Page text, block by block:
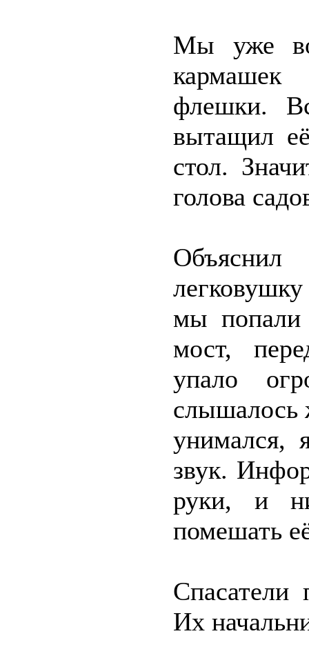
Мы уже
флешки.
вытащил
стол.
голова
мы попали
мост,
упало
слышалось
унимался,
звук.
руки, и
помешать
Спасатели
Их